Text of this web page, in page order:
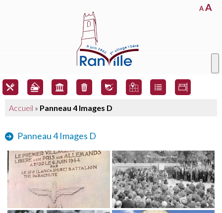
AA
Accueil » Panneau 4 Images D
Panneau 4 Images D